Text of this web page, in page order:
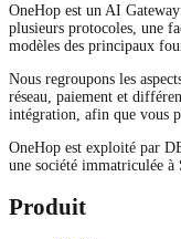
OneHop est un AI
plusieurs protocoles, une
modèles des principaux
Nous regroupons les
réseau, paiement et
intégration, afin que vous
OneHop est exploité par
une société immatriculée à
Produit